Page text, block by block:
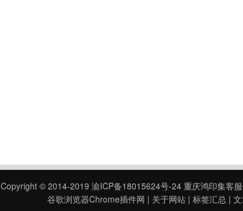
Copyright © 2014-2019 渝ICP备18015624号-24 重庆鸿印集客
谷歌浏览器Chrome插件网 | 关于网站| 标签汇总|